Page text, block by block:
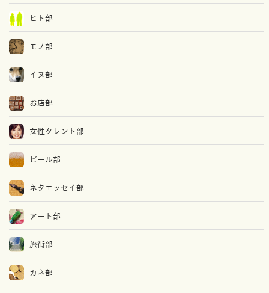
ヒト部
モノ部
イヌ部
お店部
女性タレント部
ビール部
ネタエッセイ部
アート部
旅街部
カネ部